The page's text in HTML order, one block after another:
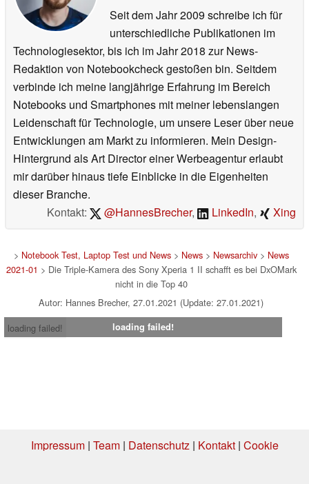
Seit dem Jahr 2009 schreibe ich für
unterschiedliche Publikationen im
Technologiesektor, bis ich im Jahr 2018 zur News-
Redaktion von Notebookcheck gestoßen bin. Seitdem
verbinde ich meine langjährige Erfahrung im Bereich
Notebooks und Smartphones mit meiner lebenslangen
Leidenschaft für Technologie, um unsere Leser über neue
Entwicklungen am Markt zu informieren. Mein Design-
Hintergrund als Art Director einer Werbeagentur erlaubt
mir darüber hinaus tiefe Einblicke in die Eigenheiten
dieser Branche.
Kontakt:
@HannesBrecher, LinkedIn, Xing
> Notebook Test, Laptop Test und News> News> Newsarchiv> News
2021-01 > Die Triple-Kamera des Sony Xperia 1 II schafft es bei DxOMark
nicht in die Top 40
Autor: Hannes Brecher, 27.01.2021 (Update: 27.01.2021)
loading failed!
loading failed!
Impressum| Team| Datenschutz| Kontakt| Cookie